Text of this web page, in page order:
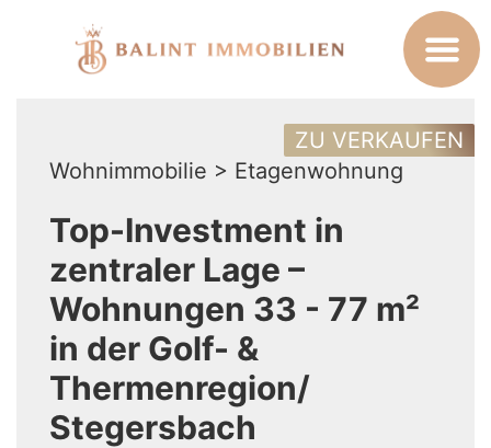
Wohnimmobilie > Etagenwohnung
ZU VERKAUFEN
Top-Investment in
zentraler Lage –
Wohnungen 33 - 77 m²
in der Golf- &
Thermenregion/
Stegersbach